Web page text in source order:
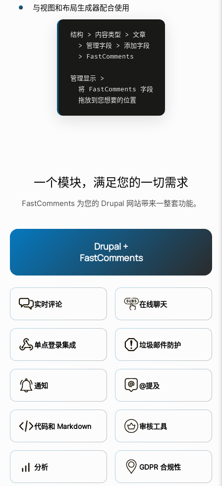
与视图和布局生成器配合使用
结构 > 内容类型 > 文章
  > 管理字段 > 添加字段
  > FastComments
管理显示 >
  将 FastComments 字段
  拖放到您想要的位置
一个模块，满足您的一切需求
FastComments 为您的 Drupal 网站带来一整套功能。
Drupal +
FastComments
实时评论 在线聊天
单点登录集成 垃圾邮件防护
通知 @提及
代码和 Markdown 审核工具
分析 GDPR 合规性